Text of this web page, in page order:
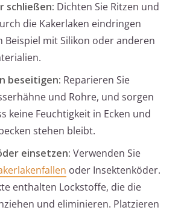
schließen: Dichten Sie Ritzen und
die Kakerlaken eindringen
Beispiel mit Silikon oder anderen
beseitigen: Reparieren Sie
und Rohre, und sorgen
keine Feuchtigkeit in Ecken und
stehen bleibt.
einsetzen: Verwenden Sie
oder Insektenköder.
enthalten Lockstoffe, die die
und eliminieren. Platzieren